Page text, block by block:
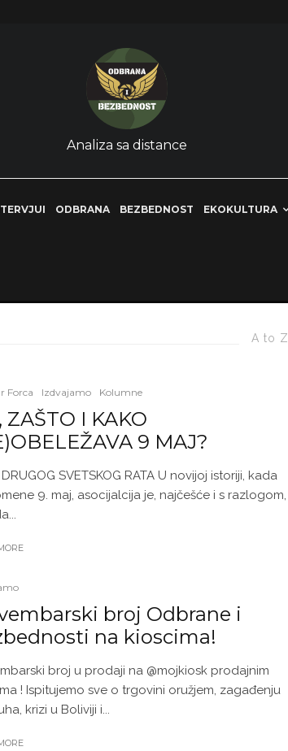
Analiza sa distance
ODBRANA BEZBEDNOST EKOKULTURA
A to Z
Forca Izdvajamo Kolumne
ZAŠTO I KAKO
9 MAJ?
DRUGOG SVETSKOG RATA U novijoj istoriji, kada
9. maj, asocijalcija je, najčešće i s razlogom,
broj Odbrane i
na kioscima!
broj u prodaji na @mojkiosk prodajnim
! Ispitujemo sve o trgovini oružjem, zagađenju
krizi u Boliviji i...